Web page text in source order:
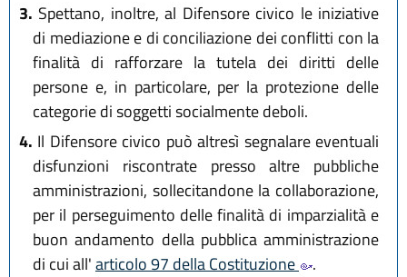
3. Spettano, inoltre, al Difensore civico le iniziative
di mediazione e di conciliazione dei conflitti con la
finalità di rafforzare la tutela dei diritti delle
persone e, in particolare, per la protezione delle
categorie di soggetti socialmente deboli.
4. Il Difensore civico può altresì segnalare eventuali
disfunzioni riscontrate presso altre pubbliche
amministrazioni, sollecitandone la collaborazione,
per il perseguimento delle finalità di imparzialità e
buon andamento della pubblica amministrazione
di cui all'articolo 97 della Costituzione
.